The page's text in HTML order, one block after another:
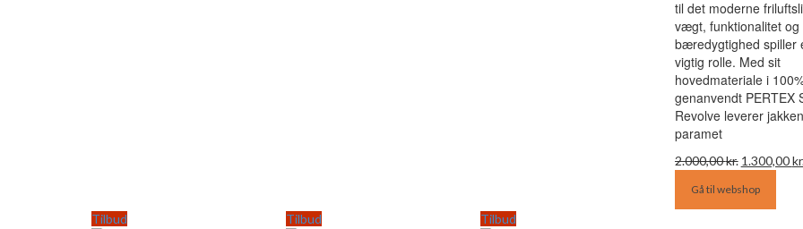
til det moderne
vægt, funktionalitet og
bæredygtighed spiller
vigtig rolle. Med sit
hovedmateriale i
genanvendt PERTEX
Revolve leverer
paramet
2.000,00kr. Den
pris
var:
1.300,00
Gå til webshop
Tilbud Tilbud Tilbud